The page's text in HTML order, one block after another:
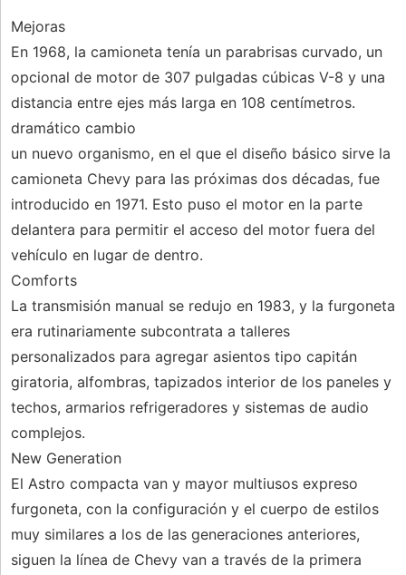
Mejoras
En 1968, la camioneta tenía un parabrisas curvado, un
opcional de motor de 307 pulgadas cúbicas V-8 y una
distancia entre ejes más larga en 108 centímetros.
dramático cambio
un nuevo organismo, en el que el diseño básico sirve la
camioneta Chevy para las próximas dos décadas, fue
introducido en 1971. Esto puso el motor en la parte
delantera para permitir el acceso del motor fuera del
vehículo en lugar de dentro.
Comforts
La transmisión manual se redujo en 1983, y la furgoneta
era rutinariamente subcontrata a talleres
personalizados para agregar asientos tipo capitán
giratoria, alfombras, tapizados interior de los paneles y
techos, armarios refrigeradores y sistemas de audio
complejos.
New Generation
El Astro compacta van y mayor multiusos expreso
furgoneta, con la configuración y el cuerpo de estilos
muy similares a los de las generaciones anteriores,
siguen la línea de Chevy van a través de la primera